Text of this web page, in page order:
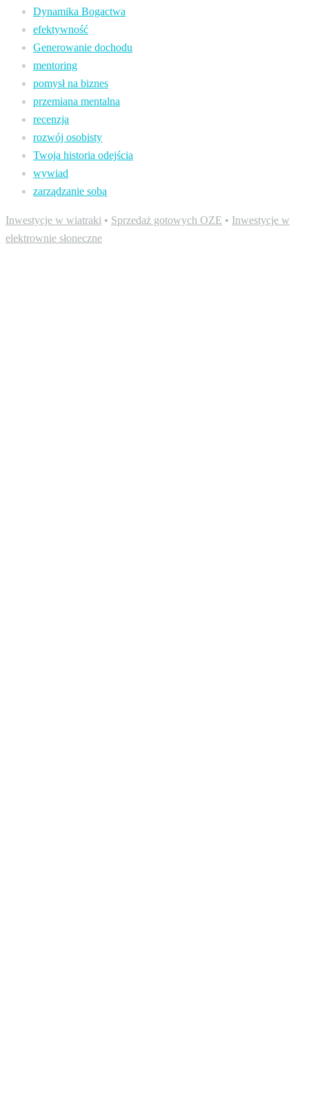
Dynamika Bogactwa
efektywność
Generowanie dochodu
mentoring
pomysł na biznes
przemiana mentalna
recenzja
rozwój osobisty
Twoja historia odejścia
wywiad
zarządzanie sobą
Inwestycje w wiatraki • Sprzedaż gotowych OZE • Inwestycje w
elektrownie słoneczne